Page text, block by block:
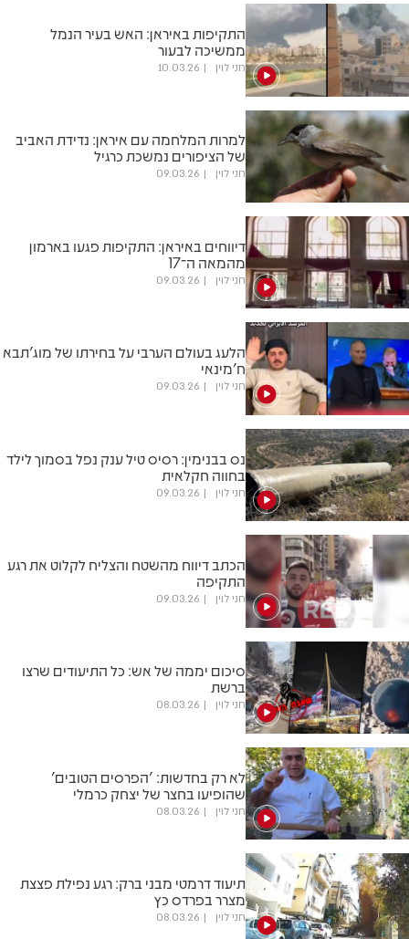
התקיפות באיראן: האש בעיר הנמל
ממשיכה לבעור
חני לוין 10.03.26
למרות המלחמה עם איראן: נדידת האביב
של הציפורים נמשכת כרגיל
חני לוין 09.03.26
דיווחים באיראן: התקיפות פגעו בארמון
מהמאה ה־17
חני לוין 09.03.26
הלעג בעולם הערבי על בחירתו של מוג'תבא
ח'מינאי
חני לוין 09.03.26
נס בבנימין: רסיס טיל ענק נפל בסמוך לילד
בחווה חקלאית
חני לוין 09.03.26
הכתב דיווח מהשטח והצליח לקלוט את רגע
התקיפה
חני לוין 09.03.26
סיכום יממה של אש: כל התיעודים שרצו
ברשת
חני לוין 08.03.26
לא רק בחדשות: 'הפרסים הטובים'
שהופיעו בחצר של יצחק כרמלי
חני לוין 08.03.26
תיעוד דרמטי מבני ברק: רגע נפילת פצצת
מצרר בפרדס כץ
חני לוין 08.03.26